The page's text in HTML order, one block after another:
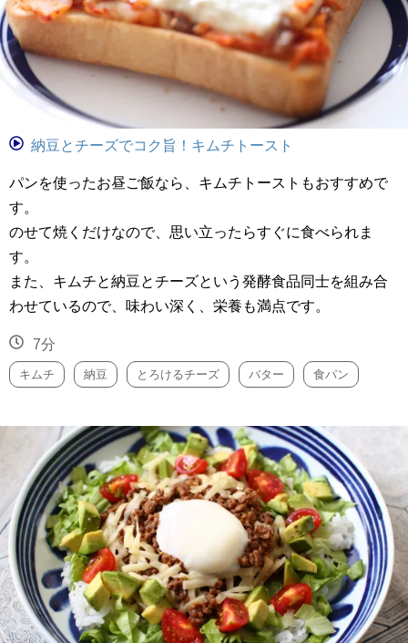
納豆とチーズでコク旨！キムチトースト
パンを使ったお昼ご飯なら、キムチトーストもおすすめで
す。
のせて焼くだけなので、思い立ったらすぐに食べられま
す。
また、キムチと納豆とチーズという発酵食品同士を組み合
わせているので、味わい深く、栄養も満点です。
7分
キムチ 納豆 とろけるチーズ バター 食パン